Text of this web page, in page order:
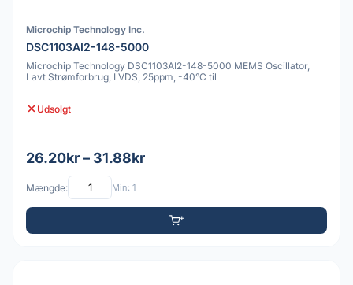
Microchip Technology Inc.
DSC1103AI2-148-5000
Microchip Technology DSC1103AI2-148-5000 MEMS Oscillator,
Lavt Strømforbrug, LVDS, 25ppm, -40°C til
Udsolgt
26.20kr – 31.88kr
Mængde: Min: 1